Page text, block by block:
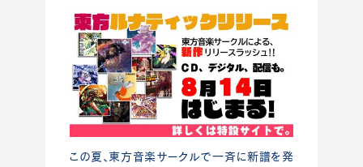
この夏、東方音楽サークルで一斉に新譜を発